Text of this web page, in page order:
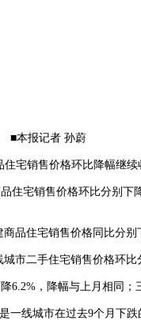
报记者 孙蔚
销售价格环比降幅继续
销售价格环比分别下
住宅销售价格同比分别
二手住宅销售价格环比
，降幅与上月相同；
城市在过去9个月下跌